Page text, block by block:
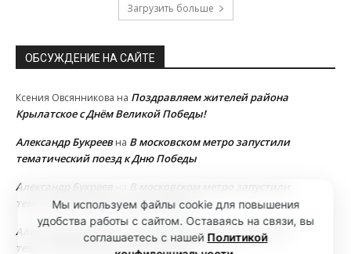
Загрузить больше
ОБСУЖДЕНИЕ НА САЙТЕ
Ксения Овсянникова на Поздравляем жителей района
Крылатское с Днём Великой Победы!
Александр Букреевна В московском метро запустили
тематический поезд к Дню Победы
Александр Букреев
В московском метро запустили
тематический поезд к Дню Победы
Александр Букреев
В московском метро запустили
тематический поезд к Дню Победы
Мы используем файлы cookie для повышения
удобства работы с сайтом. Оставаясь на связи, вы
соглашаетесь с нашей Политикой